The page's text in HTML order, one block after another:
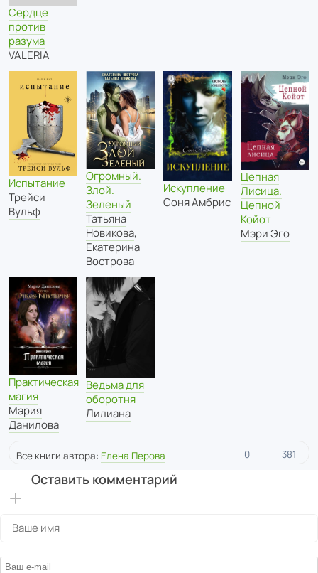
Сердце
против
разума
VALERIA
Испытание
Трейси
Вульф
Огромный.
Злой.
Зеленый
Татьяна
Новикова,
Екатерина
Вострова
Искупление
Соня Амбрис
Цепная
Лисица.
Цепной
Койот
Мэри Эго
Практическая
магия
Мария
Данилова
Ведьма для
оборотня
Лилиана
Все книги автора: Елена Перова 0 381
Оставить комментарий